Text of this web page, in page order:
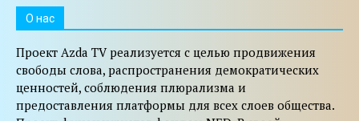
O нас
Проект Azda TV реализуется с целью продвижения
свободы слова, распространения демократических
ценностей, соблюдения плюрализма и
предоставления платформы для всех слоев общества.